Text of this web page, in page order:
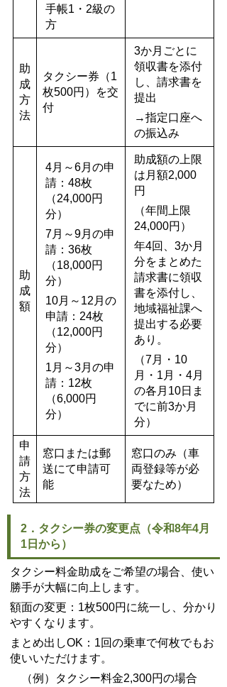
手帳1・2級の
方
助
成
方
法
タクシー券（1
枚500円）を交
付
3か月ごとに
領収書を添付
し、請求書を
提出
→指定口座へ
の振込み
助
成
額
4月～6月の申
請：48枚
（24,000円
分）
7月～9月の申
請：36枚
（18,000円
分）
10月～12月の
申請：24枚
（12,000円
分）
1月～3月の申
請：12枚
（6,000円
分）
助成額の上限
は月額2,000
円
（年間上限
24,000円）
年4回、3か月
分をまとめた
請求書に領収
書を添付し、
地域福祉課へ
提出する必要
あり。
（7月・10
月・1月・4月
の各月10日ま
でに前3か月
分）
申
請
方
法
窓口または郵
送にて申請可
能
窓口のみ（車
両登録等が必
要なため）
2．タクシー券の変更点（令和8年4月
1日から）
タクシー料金助成をご希望の場合、使い
勝手が大幅に向上します。
額面の変更：1枚500円に統一し、分かり
やすくなります。
まとめ出しOK：1回の乗車で何枚でもお
使いいただけます。
（例）タクシー料金2,300円の場合